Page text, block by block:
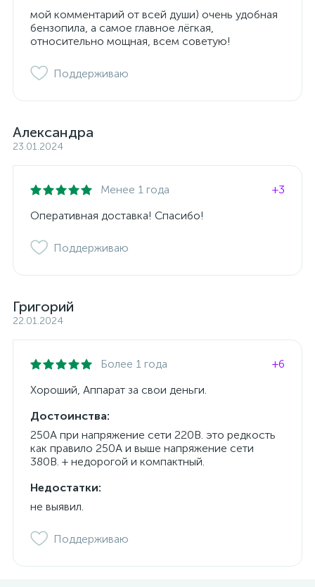
мой комментарий от всей души) очень удобная
бензопила, а самое главное лёгкая,
относительно мощная, всем советую!
Поддерживаю
Александра
23.01.2024
Менее 1 года
+3
Оперативная доставка! Спасибо!
Поддерживаю
Григорий
22.01.2024
Более 1 года
+6
Хороший, Аппарат за свои деньги.
Достоинства:
250А при напряжение сети 220В. это редкость
как правило 250А и выше напряжение сети
380В. + недорогой и компактный.
Недостатки:
не выявил.
Поддерживаю